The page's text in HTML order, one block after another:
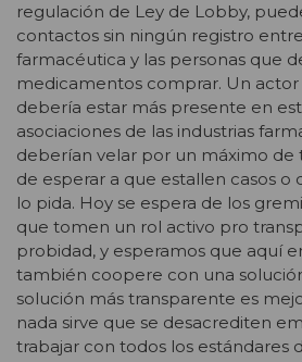
regulación de Ley de Lobby,
contactos sin ningún registro
farmacéutica y las personas que
medicamentos comprar. Un
debería estar más presente en
asociaciones de las industrias
deberían velar por un máximo de
de esperar a que estallen casos o
lo pida. Hoy se espera de los
que tomen un rol activo pro
probidad, y esperamos que aquí
también coopere con una
solución más transparente es
nada sirve que se desacrediten
trabajar con todos los estándares